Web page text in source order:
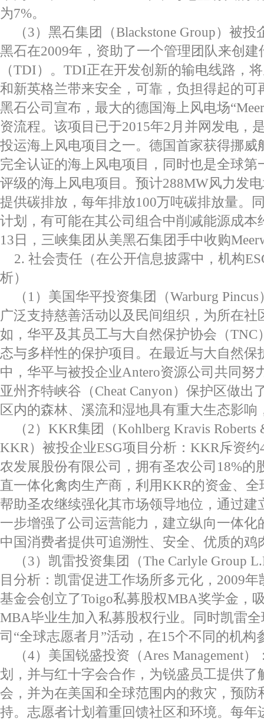
为7%。
（3）黑石集团（Blackstone Group）被
黑石在2009年，资助了一个管理团队来创建
（TDI）。TDI正在开发创新的输电线路，
和新英格兰带来安全，可靠，负担得起的可
黑石公司宣布，最大的德国海上风电场
资流程。该项目已于2015年2月并网发电，
投运海上风电项目之一。德国首家获得挪威
完全认证的海上风电项目，同时也是全球第
评级的海上风电项目。预计288MW风力发
提供碳排放，每年排放100万吨碳排放量。
计划，有可能在其公司组合中削减能源成本
13日，三峡集团从美黑石集团手中收购
2. 社会责任（在公开信息披露中，机构
析）
（1）美国华平投资集团（Warburg
广泛支持慈善活动以及民间组织，为所在社
如，华平及其员工与大自然保护协会（TNC
态与多样性的保护项目。在最近与大自然保
中，华平与被投企业Antero资源公司共同努
亚州齐特峡谷（Cheat Canyon）保护区做出
区内的森林、溪流和湿地具有重大生态影响
（2）KKR集团（Kohlberg Kravis Roberts
KKR）被投企业ESG项目分析：KKR斥资
农发展股份有限公司，拥有圣农公司18%的
直一体化禽肉生产商，利用KKR的资金、
帮助圣农继续强化其市场领导地位，通过建
一步增强了公司运营能力，建立纵向一体化
中国消费者提供可追溯性、安全、优质的鸡
（3）凯雷投资集团（The Carlyle Group
目分析：凯雷促进工作场所多元化，2009年
基金会创立了Toigo私募股权MBA奖学金，
MBA毕业生加入私募股权行业。同时凯雷
司“全球志愿者月”活动，在15个不同的机构
（4）美国锐盛投资（Ares Management
划，并与红十字会合作，为锐盛员工提供了
会，并为在美国和全球范围内的救灾，预防
持。志愿者计划着重回馈社区和环境。每年